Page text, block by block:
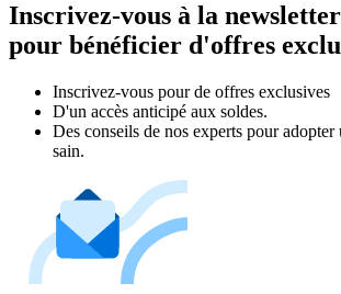
Inscrivez-vous à la
pour bénéficier d'offres
Inscrivez‑vous pour de offres exclusives
D'un accès anticipé aux soldes.
Des conseils de nos experts pour
sain.